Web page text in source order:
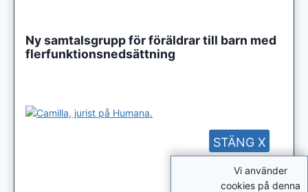
Ny samtalsgrupp för föräldrar till barn med
flerfunktionsnedsättning
Vi använder
cookies på denna
STÄNG X